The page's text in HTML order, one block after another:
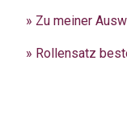
» Zu meiner
» Rollensatz